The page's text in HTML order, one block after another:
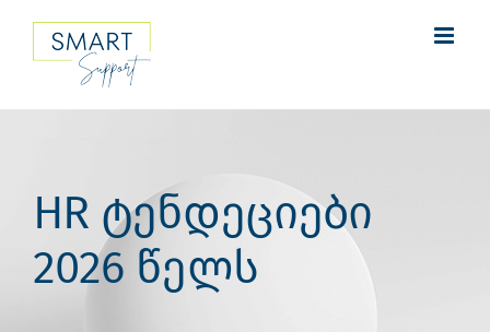
content
HR ტენდეციები
2026 წელს